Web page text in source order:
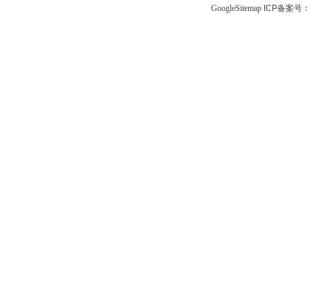
GoogleSitemap ICP备案号